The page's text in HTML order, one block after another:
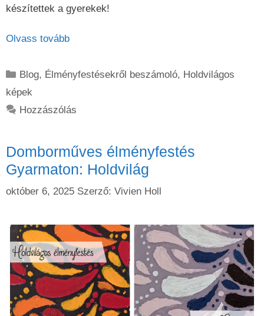
készítettek a gyerekek!
Olvass tovább
Kategória
Blog, Élményfestésekről beszámoló, Holdvilágos
képek
Hozzászólás
Domborműves élményfestés
Gyarmaton: Holdvilág
október 6, 2025 Szerző: Vivien Holl